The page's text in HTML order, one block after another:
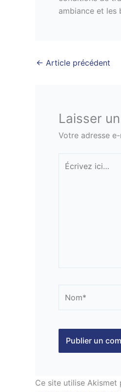
ambiance et les
← Article précédent
Laisser
Votre adresse
Écrivez
ici…
Ce site utilise Akismet